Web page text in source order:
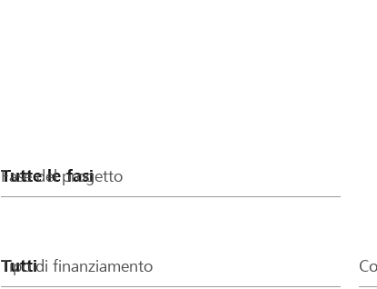
Fase del progetto
Tipo di finanziamento